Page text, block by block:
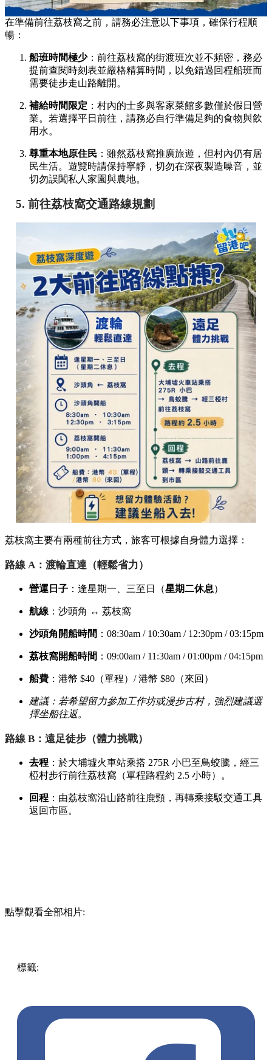
在準備前往荔枝窩之前，請務必注意以下事項，確保行程順
暢：
船班時間極少：前往荔枝窩的街渡班次並不頻密，務必
提前查閱時刻表並嚴格精算時間，以免錯過回程船班而
需要徒步走山路離開。
補給時間限定 ：村內的士多與客家菜館多數僅於假日營
業。若選擇平日前往，請務必自行準備足夠的食物與飲
用水。
尊重本地原住民 ：雖然荔枝窩推廣旅遊，但村內仍有居
民生活。遊覽時請保持寧靜，切勿在深夜製造噪音，並
切勿誤闖私人家園與農地。
5. 前往荔枝窩交通路線規劃
荔枝窩主要有兩種前往方式，旅客可根據自身體力選擇：
路線 A：渡輪直達（輕鬆省力）
營運日子 ：逢星期一、三至日（星期二休息）
航線 ：沙頭角 ↔ 荔枝窩
沙頭角開船時間 ：08:30am / 10:30am / 12:30pm / 03:15pm
荔枝窩開船時間 ：09:00am / 11:30am / 01:00pm / 04:15pm
船費 ：港幣 $40（單程）/ 港幣 $80（來回）
建議：若希望留力參加工作坊或漫步古村，強烈建議選
擇坐船往返。
路線 B：遠足徒步（體力挑戰）
去程 ：於大埔墟火車站乘搭 275R 小巴至鳥蛟騰，經三
椏村步行前往荔枝窩（單程路程約 2.5 小時）。
回程 ：由荔枝窩沿山路前往鹿頸，再轉乘接駁交通工具
返回市區。
點擊觀看全部相片:
標籤: